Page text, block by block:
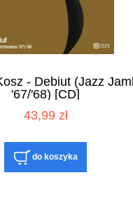
- Debiut (Jazz
'67/'68) [CD]
43,99 zł
do koszyka